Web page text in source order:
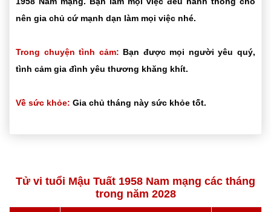
nên gia chủ cứ mạnh dạn làm mọi việc nhé.
Trong chuyện tình cảm: Bạn được mọi người yêu quý,
tình cảm gia đình yêu thương khăng khít.
Về sức khỏe: Gia chủ tháng này sức khỏe tốt.
Tử vi tuổi Mậu Tuất 1958 Nam mạng các tháng
trong năm 2028